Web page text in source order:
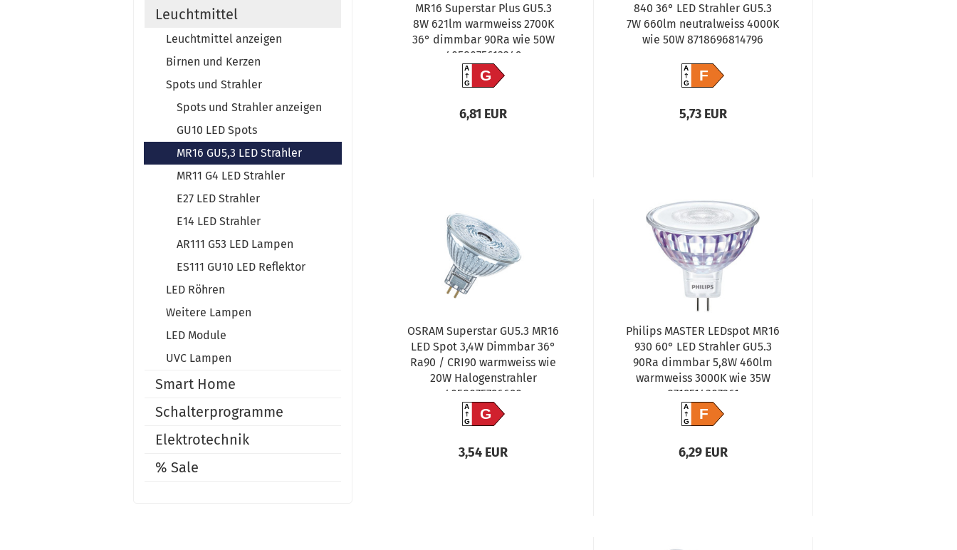
MR16 Superstar Plus GU5.3
8W 621lm warmweiss 2700K
36° dimmbar 90Ra wie 50W
4058075613249
A
GG
6,81 EUR
840 36° LED Strahler GU5.3
7W 660lm neutralweiss 4000K
wie 50W 8718696814796
A
GF
5,73 EUR
OSRAM Superstar GU5.3 MR16
LED Spot 3,4W Dimmbar 36°
Ra90 / CRI90 warmweiss wie
20W Halogenstrahler
4058075796690
A
GG
3,54 EUR
Philips MASTER LEDspot MR16
930 60° LED Strahler GU5.3
90Ra dimmbar 5,8W 460lm
warmweiss 3000K wie 35W
8719514307261
A
GF
6,29 EUR
Leuchtmittel
Leuchtmittel anzeigen
Birnen und Kerzen
Spots und Strahler
Spots und Strahler anzeigen
GU10 LED Spots
MR16 GU5,3 LED Strahler
MR11 G4 LED Strahler
E27 LED Strahler
E14 LED Strahler
AR111 G53 LED Lampen
ES111 GU10 LED Reflektor
LED Röhren
Weitere Lampen
LED Module
UVC Lampen
Smart Home
Schalterprogramme
Elektrotechnik
% Sale